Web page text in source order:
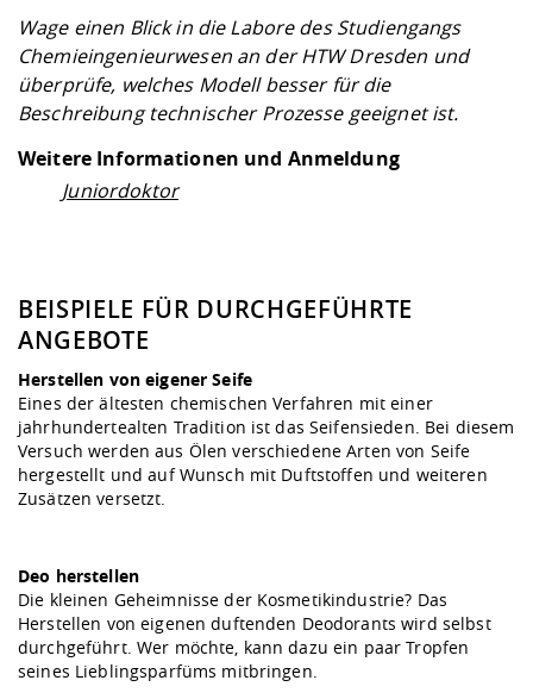
Wage einen Blick in die Labore des Studiengangs
Chemieingenieurwesen an der HTW Dresden und
überprüfe, welches Modell besser für die
Beschreibung technischer Prozesse geeignet ist.
Weitere Informationen und Anmeldung
Juniordoktor
BEISPIELE FÜR DURCHGEFÜHRTE
ANGEBOTE
Herstellen von eigener Seife
Eines der ältesten chemischen Verfahren mit einer
jahrhundertealten Tradition ist das Seifensieden. Bei diesem
Versuch werden aus Ölen verschiedene Arten von Seife
hergestellt und auf Wunsch mit Duftstoffen und weiteren
Zusätzen versetzt.
Deo herstellen
Die kleinen Geheimnisse der Kosmetikindustrie? Das
Herstellen von eigenen duftenden Deodorants wird selbst
durchgeführt. Wer möchte, kann dazu ein paar Tropfen
seines Lieblingsparfüms mitbringen.